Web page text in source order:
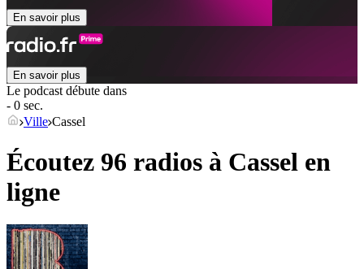
En savoir plus
En savoir plus
Le podcast débute dans
- 0 sec.
Ville Cassel
Écoutez 96 radios à Cassel en
ligne